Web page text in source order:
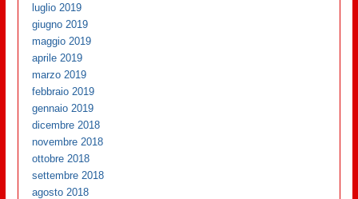
luglio 2019
giugno 2019
maggio 2019
aprile 2019
marzo 2019
febbraio 2019
gennaio 2019
dicembre 2018
novembre 2018
ottobre 2018
settembre 2018
agosto 2018